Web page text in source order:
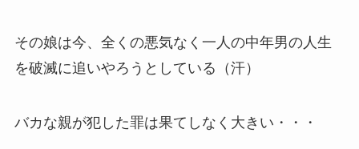
その娘は今、全くの悪気なく一人の中年男の人生
を破滅に追いやろうとしている（汗）
バカな親が犯した罪は果てしなく大きい・・・